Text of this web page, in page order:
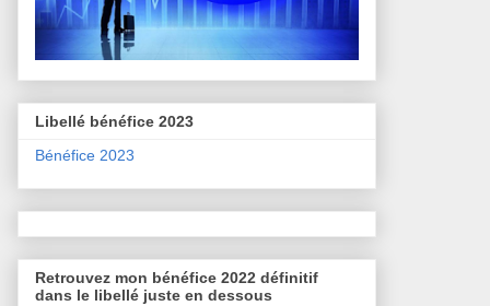
Libellé bénéfice 2023
Bénéfice 2023
Retrouvez mon bénéfice 2022 définitif
dans le libellé juste en dessous